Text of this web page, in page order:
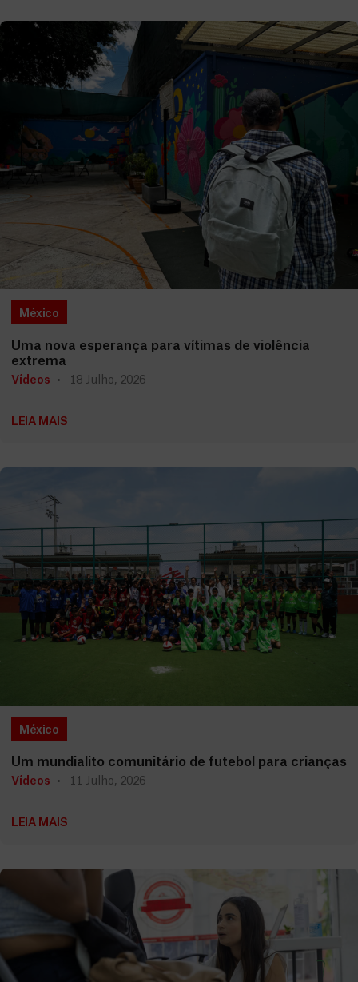
México
Uma nova esperança para vítimas de violência
extrema
Vídeos 18 Julho, 2026
LEIA MAIS
México
Um mundialito comunitário de futebol para crianças
Vídeos 11 Julho, 2026
LEIA MAIS